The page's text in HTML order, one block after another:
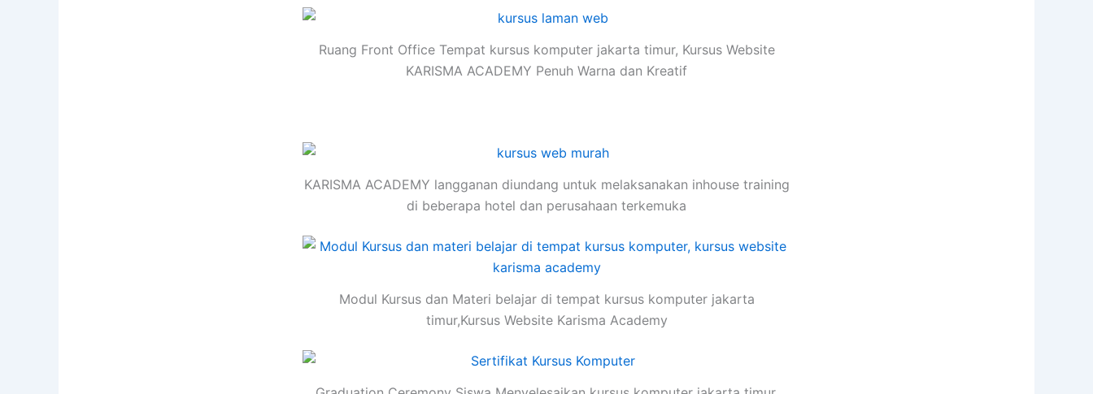
Ruang Front Office Tempat kursus komputer jakarta timur, Kursus Website
KARISMA ACADEMY Penuh Warna dan Kreatif
KARISMA ACADEMY langganan diundang untuk melaksanakan inhouse training
di beberapa hotel dan perusahaan terkemuka
Modul Kursus dan Materi belajar di tempat kursus komputer jakarta
timur,Kursus Website Karisma Academy